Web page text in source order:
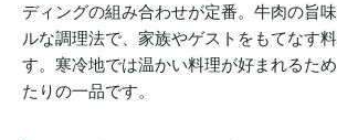
ディングの組み合わせが定番。牛肉の旨
ルな調理法で、家族やゲストをもてなす
す。寒冷地では温かい料理が好まれるた
たりの一品です。